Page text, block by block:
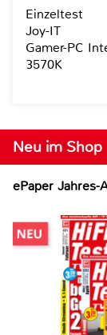
Neu im Shop
ePaper Jahres-
Einzeltest
Joy-IT
Gamer-PC
3570K